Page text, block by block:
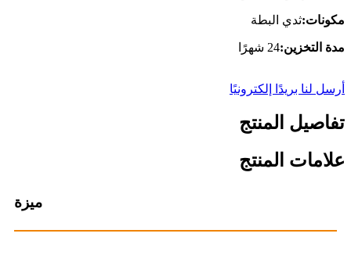
مكونات:ثدي البطة
مدة التخزين:24 شهرًا
أرسل لنا بريدًا إلكترونيًا
تفاصيل المنتج
علامات المنتج
ميزة